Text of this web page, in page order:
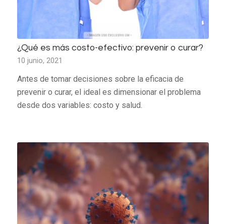
¿Qué es más costo-efectivo: prevenir o curar?
10 junio, 2021
Antes de tomar decisiones sobre la eficacia de
prevenir o curar, el ideal es dimensionar el problema
desde dos variables: costo y salud.